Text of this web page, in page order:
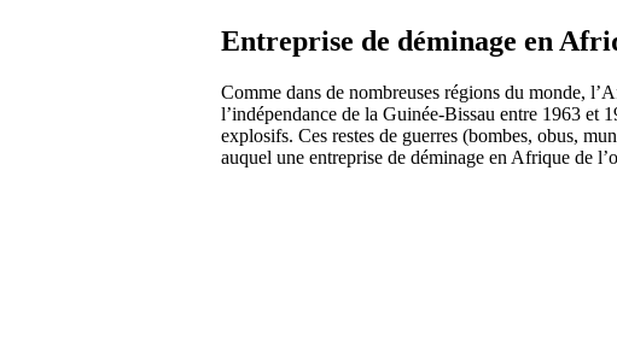
Entreprise de déminage en
Comme dans de nombreuses régions du monde,
l’indépendance de la Guinée-Bissau entre 1963 et
explosifs. Ces restes de guerres (bombes, obus,
auquel une entreprise de déminage en Afrique de